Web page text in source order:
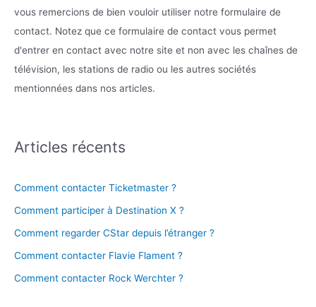
vous remercions de bien vouloir utiliser notre formulaire de
contact. Notez que ce formulaire de contact vous permet
d'entrer en contact avec notre site et non avec les chaînes de
télévision, les stations de radio ou les autres sociétés
mentionnées dans nos articles.
Articles récents
Comment contacter Ticketmaster ?
Comment participer à Destination X ?
Comment regarder CStar depuis l’étranger ?
Comment contacter Flavie Flament ?
Comment contacter Rock Werchter ?